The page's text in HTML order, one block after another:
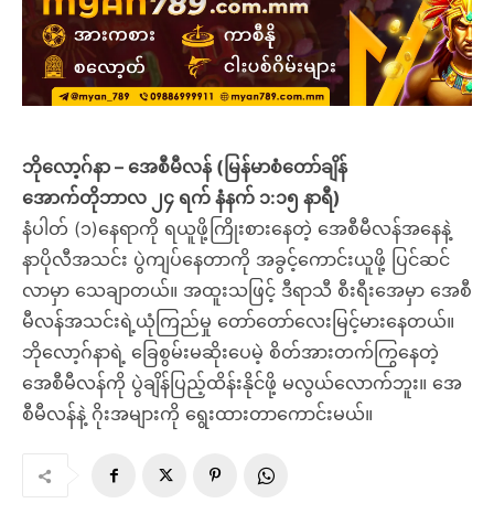
ဘိုလော့ဂ်နာ – အေစီမီလန် (မြန်မာစံတော်ချိန်
အောက်တိုဘာလ ၂၄ ရက် နံနက် ၁:၁၅ နာရီ)
နံပါတ် (၁)နေရာကို ရယူဖို့ကြိုးစားနေတဲ့ အေစီမီလန်အနေနဲ့
နာပိုလီအသင်း ပွဲကျပ်နေတာကို အခွင့်ကောင်းယူဖို့ ပြင်ဆင်
လာမှာ သေချာတယ်။ အထူးသဖြင့် ဒီရာသီ စီးရီးအေမှာ အေစီ
မီလန်အသင်းရဲ့ယုံကြည်မှု တော်တော်လေးမြင့်မားနေတယ်။
ဘိုလော့ဂ်နာရဲ့ ခြေစွမ်းမဆိုးပေမဲ့ စိတ်အားတက်ကြွနေတဲ့
အေစီမီလန်ကို ပွဲချိန်ပြည့်ထိန်းနိုင်ဖို့ မလွယ်လောက်ဘူး။ အေ
စီမီလန်နဲ့ ဂိုးအများကို ရွေးထားတာကောင်းမယ်။